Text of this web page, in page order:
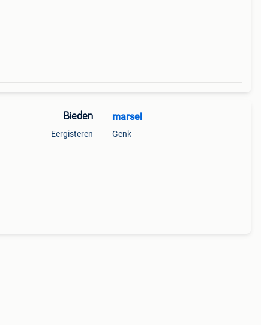
Bieden
Eergisteren
marsel
Genk